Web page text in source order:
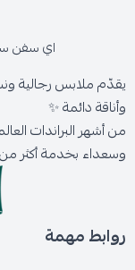
اي سفن
يقدّم ملابس رجالية
وأناقة دائمة ✨
من أشهر البراندات
وسعداء بخدمة أكثر من 300,000 عميل حول المملكة.
روابط مهمة